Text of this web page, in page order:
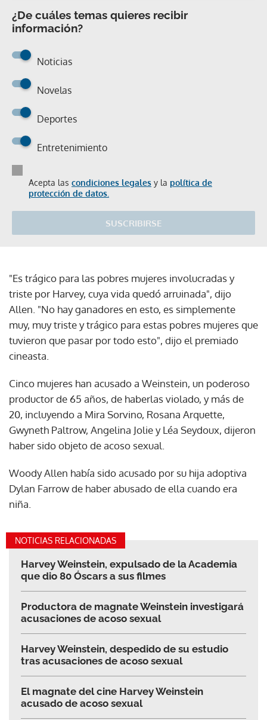
¿De cuáles temas quieres recibir
información?
Noticias
Novelas
Deportes
Entretenimiento
Acepta las condiciones legales y la política de
protección de datos.
SUSCRIBIRSE
"Es trágico para las pobres mujeres involucradas y
triste por Harvey, cuya vida quedó arruinada", dijo
Allen. "No hay ganadores en esto, es simplemente
muy, muy triste y trágico para estas pobres mujeres que
tuvieron que pasar por todo esto", dijo el premiado
cineasta.
Cinco mujeres han acusado a Weinstein, un poderoso
productor de 65 años, de haberlas violado, y más de
20, incluyendo a Mira Sorvino, Rosana Arquette,
Gwyneth Paltrow, Angelina Jolie y Léa Seydoux, dijeron
haber sido objeto de acoso sexual.
Woody Allen había sido acusado por su hija adoptiva
Dylan Farrow de haber abusado de ella cuando era
niña.
NOTICIAS RELACIONADAS
Harvey Weinstein, expulsado de la Academia
que dio 80 Óscars a sus filmes
Productora de magnate Weinstein investigará
acusaciones de acoso sexual
Harvey Weinstein, despedido de su estudio
tras acusaciones de acoso sexual
El magnate del cine Harvey Weinstein
acusado de acoso sexual